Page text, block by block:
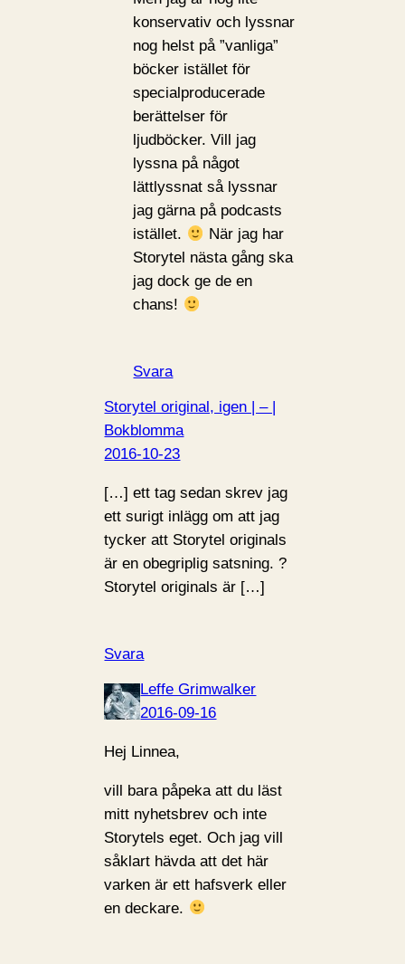
konservativ och lyssnar
nog helst på ”vanliga”
böcker istället för
specialproducerade
berättelser för
ljudböcker. Vill jag
lyssna på något
lättlyssnat så lyssnar
jag gärna på podcasts
istället.
När jag har
Storytel nästa gång ska
jag dock ge de en
chans!
Svara
Storytel original, igen | – |
Bokblomma
2016-10-23
[…] ett tag sedan skrev jag
ett surigt inlägg om att jag
tycker att Storytel originals
är en obegriplig satsning. ?
Storytel originals är […]
Svara
Leffe Grimwalker
2016-09-16
Hej Linnea,
vill bara påpeka att du läst
mitt nyhetsbrev och inte
Storytels eget. Och jag vill
såklart hävda att det här
varken är ett hafsverk eller
en deckare.